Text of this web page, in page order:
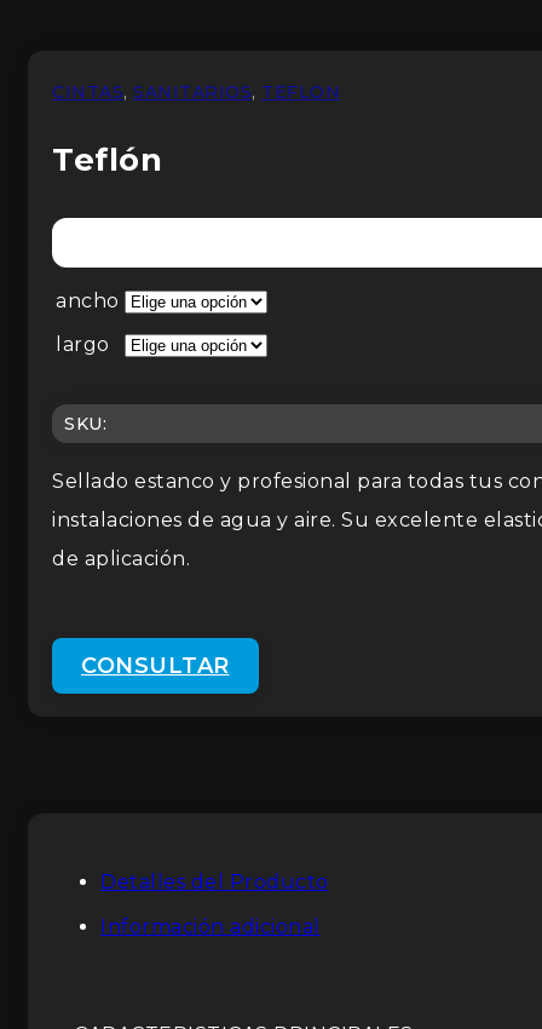
CINTAS, SANITARIOS, TEFLON
Teflón
ancho
largo
SKU:
Sellado estanco y profesional para todas tus
instalaciones de agua y aire. Su excelente
de aplicación.
CONSULTAR
Detalles del Producto
Información adicional